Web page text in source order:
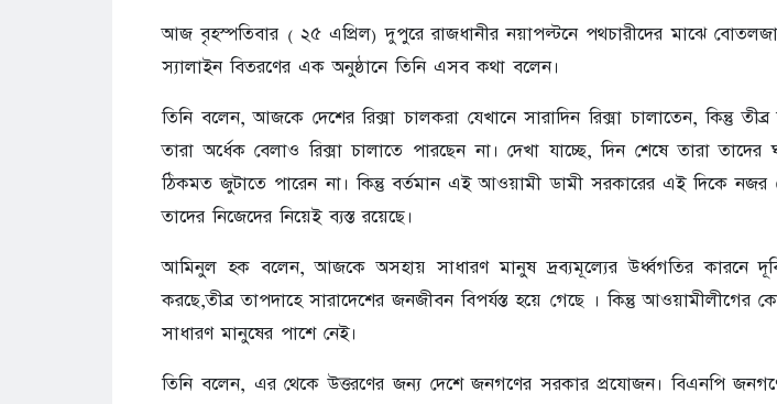
আজ বৃহস্পতিবার ( ২৫ এপ্রিল) দুপুরে রাজধানীর নয়াপল্টনে পথচারীদের মাঝে
স্যালাইন বিতরণের এক অনুষ্ঠানে তিনি এসব কথা বলেন।
তিনি বলেন, আজকে দেশের রিক্সা চালকরা যেখানে সারাদিন রিক্সা চালাতেন, কিন্তু
তারা অর্ধেক বেলাও রিক্সা চালাতে পারছেন না। দেখা যাচ্ছে, দিন শেষে তারা
ঠিকমত জুটাতে পারেন না। কিন্তু বর্তমান এই আওয়ামী ডামী সরকারের এই দিকে নজর
তাদের নিজেদের নিয়েই ব্যস্ত রয়েছে।
আমিনুল হক বলেন, আজকে অসহায় সাধারণ মানুষ দ্রব্যমূল্যের উর্ধ্বগতির কারনে
করছে,তীব্র তাপদাহে সারাদেশের জনজীবন বিপর্যস্ত হয়ে গেছে । কিন্তু
সাধারণ মানুষের পাশে নেই।
তিনি বলেন, এর থেকে উত্তরণের জন্য দেশে জনগণের সরকার প্রযোজন। বিএনপি